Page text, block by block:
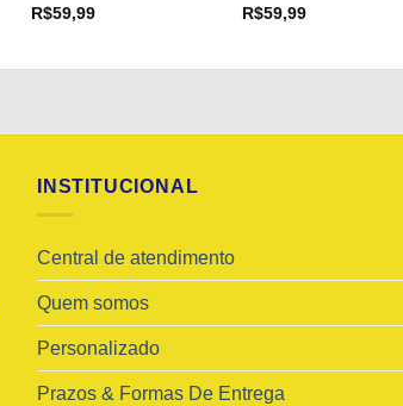
R$59,99
R$59,99
INSTITUCIONAL
Central de atendimento
Quem somos
Personalizado
Prazos & Formas De Entrega